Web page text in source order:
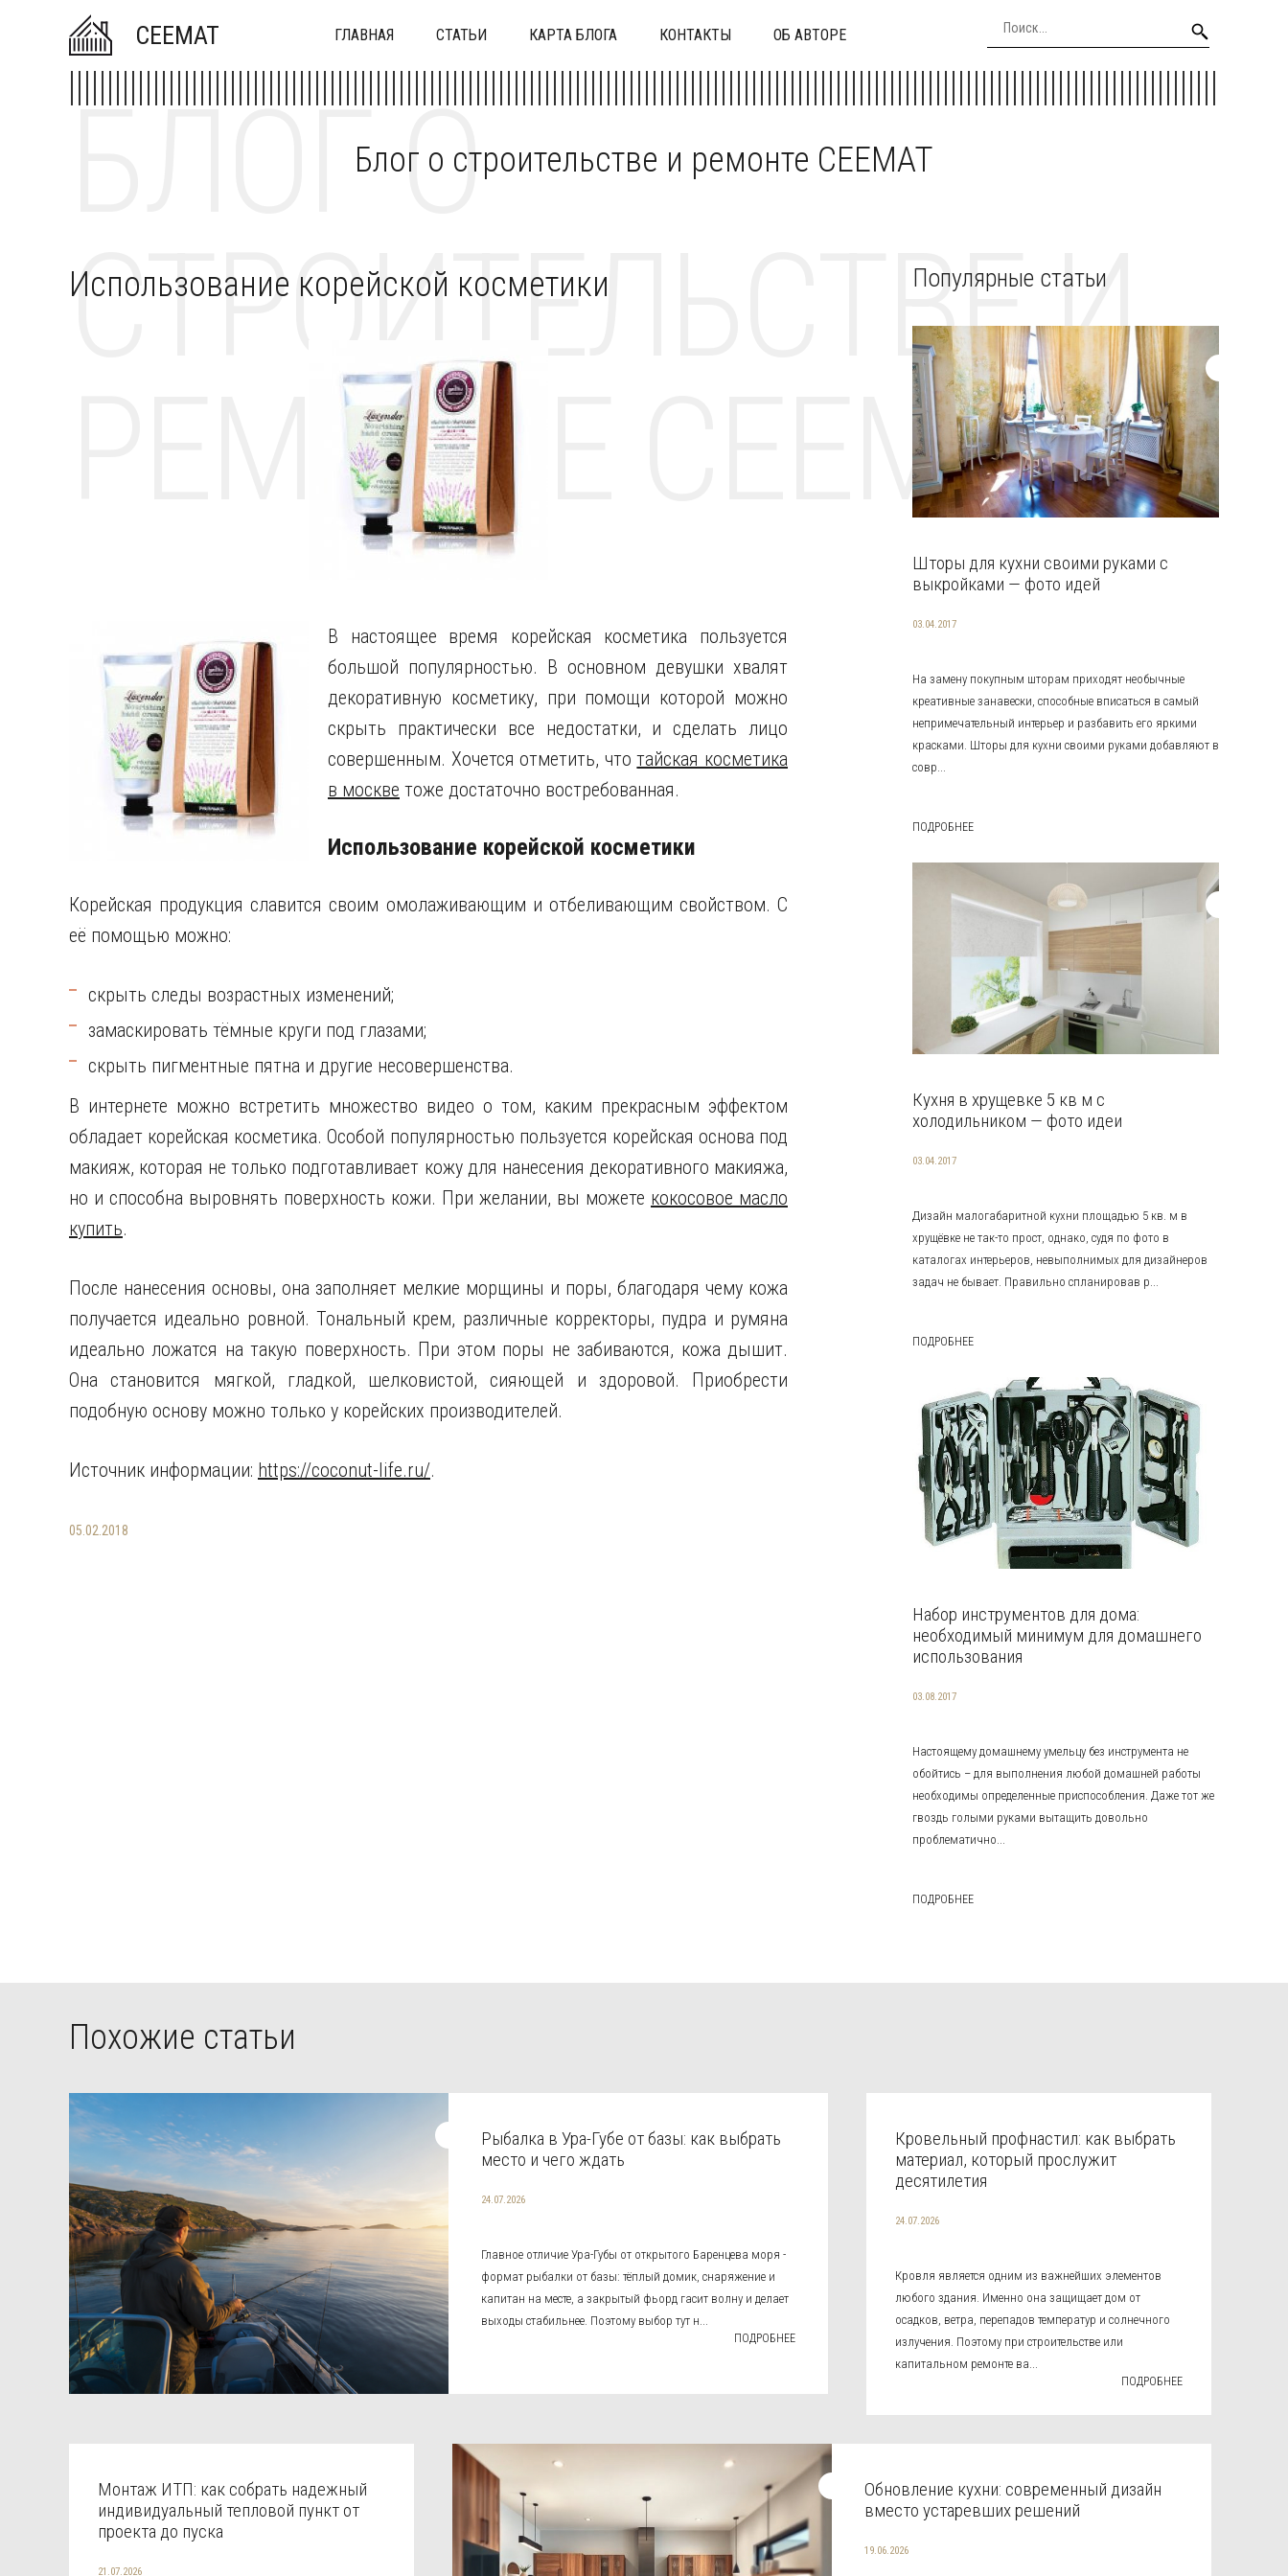
CEEMAT ГЛАВНАЯ СТАТЬИ КАРТА БЛОГА КОНТАКТЫ ОБ АВТОРЕ
Блог о строительстве и ремонте CEEMAT
БЛОГ О
СТРОИТЕЛЬСТВЕ И
РЕМОНТЕ CEEMAT
Использование корейской косметики
В настоящее время корейская косметика пользуется
большой популярностью. В основном девушки хвалят
декоративную косметику, при помощи которой можно
скрыть практически все недостатки, и сделать лицо
совершенным. Хочется отметить, чтотайская косметика
в москве тоже достаточно востребованная.
Использование корейской косметики
Корейская продукция славится своим омолаживающим и отбеливающим свойством. С
её помощью можно:
скрыть следы возрастных изменений;
замаскировать тёмные круги под глазами;
скрыть пигментные пятна и другие несовершенства.
В интернете можно встретить множество видео о том, каким прекрасным эффектом
обладает корейская косметика. Особой популярностью пользуется корейская основа под
макияж, которая не только подготавливает кожу для нанесения декоративного макияжа,
но и способна выровнять поверхность кожи. При желании, вы можете кокосовое масло
купить.
После нанесения основы, она заполняет мелкие морщины и поры, благодаря чему кожа
получается идеально ровной. Тональный крем, различные корректоры, пудра и румяна
идеально ложатся на такую поверхность. При этом поры не забиваются, кожа дышит.
Она становится мягкой, гладкой, шелковистой, сияющей и здоровой. Приобрести
подобную основу можно только у корейских производителей.
Источник информации: https://coconut-life.ru/.
05.02.2018
Популярные статьи
Шторы для кухни своими руками с
выкройками — фото идей
03.04.2017
На замену покупным шторам приходят необычные
креативные занавески, способные вписаться в самый
непримечательный интерьер и разбавить его яркими
красками. Шторы для кухни своими руками добавляют в
совр...
ПОДРОБНЕЕ
Кухня в хрущевке 5 кв м с
холодильником — фото идеи
03.04.2017
Дизайн малогабаритной кухни площадью 5 кв. м в
хрущёвке не так-то прост, однако, судя по фото в
каталогах интерьеров, невыполнимых для дизайнеров
задач не бывает. Правильно спланировав р...
ПОДРОБНЕЕ
Набор инструментов для дома:
необходимый минимум для домашнего
использования
03.08.2017
Настоящему домашнему умельцу без инструмента не
обойтись – для выполнения любой домашней работы
необходимы определенные приспособления. Даже тот же
гвоздь голыми руками вытащить довольно
проблематично...
ПОДРОБНЕЕ
Похожие статьи
Рыбалка в Ура-Губе от базы: как выбрать
место и чего ждать
24.07.2026
Главное отличие Ура-Губы от открытого Баренцева моря -
формат рыбалки от базы: тёплый домик, снаряжение и
капитан на месте, а закрытый фьорд гасит волну и делает
выходы стабильнее. Поэтому выбор тут н...
ПОДРОБНЕЕ
Кровельный профнастил: как выбрать
материал, который прослужит
десятилетия
24.07.2026
Кровля является одним из важнейших элементов
любого здания. Именно она защищает дом от
осадков, ветра, перепадов температур и солнечного
излучения. Поэтому при строительстве или
капитальном ремонте ва...
ПОДРОБНЕЕ
Монтаж ИТП: как собрать надежный
индивидуальный тепловой пункт от
проекта до пуска
21.07.2026
Обновление кухни: современный дизайн
вместо устаревших решений
19.06.2026